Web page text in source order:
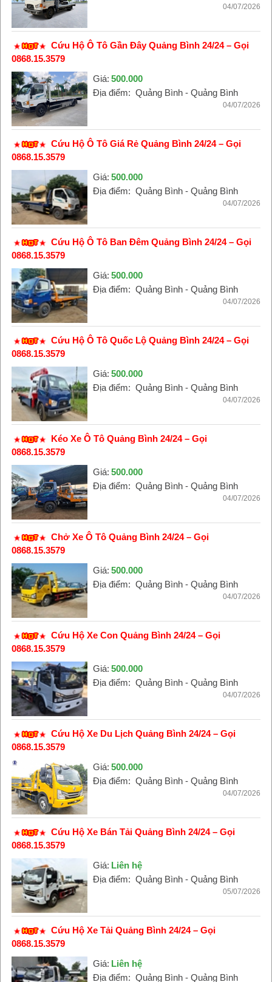
04/07/2026
Cứu Hộ Ô Tô Gần Đây Quảng Bình 24/24 – Gọi
0868.15.3579
Giá: 500.000
Địa điểm: Quảng Bình - Quảng Bình
04/07/2026
Cứu Hộ Ô Tô Giá Rẻ Quảng Bình 24/24 – Gọi
0868.15.3579
Giá: 500.000
Địa điểm: Quảng Bình - Quảng Bình
04/07/2026
Cứu Hộ Ô Tô Ban Đêm Quảng Bình 24/24 – Gọi
0868.15.3579
Giá: 500.000
Địa điểm: Quảng Bình - Quảng Bình
04/07/2026
Cứu Hộ Ô Tô Quốc Lộ Quảng Bình 24/24 – Gọi
0868.15.3579
Giá: 500.000
Địa điểm: Quảng Bình - Quảng Bình
04/07/2026
Kéo Xe Ô Tô Quảng Bình 24/24 – Gọi
0868.15.3579
Giá: 500.000
Địa điểm: Quảng Bình - Quảng Bình
04/07/2026
Chở Xe Ô Tô Quảng Bình 24/24 – Gọi
0868.15.3579
Giá: 500.000
Địa điểm: Quảng Bình - Quảng Bình
04/07/2026
Cứu Hộ Xe Con Quảng Bình 24/24 – Gọi
0868.15.3579
Giá: 500.000
Địa điểm: Quảng Bình - Quảng Bình
04/07/2026
Cứu Hộ Xe Du Lịch Quảng Bình 24/24 – Gọi
0868.15.3579
Giá: 500.000
Địa điểm: Quảng Bình - Quảng Bình
04/07/2026
Cứu Hộ Xe Bán Tải Quảng Bình 24/24 – Gọi
0868.15.3579
Giá: Liên hệ
Địa điểm: Quảng Bình - Quảng Bình
05/07/2026
Cứu Hộ Xe Tải Quảng Bình 24/24 – Gọi
0868.15.3579
Giá: Liên hệ
Địa điểm: Quảng Bình - Quảng Bình